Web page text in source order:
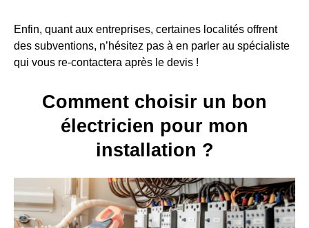
Enfin, quant aux entreprises, certaines localités offrent
des subventions, n’hésitez pas à en parler au spécialiste
qui vous re-contactera après le devis !
Comment choisir un bon
électricien pour mon
installation ?